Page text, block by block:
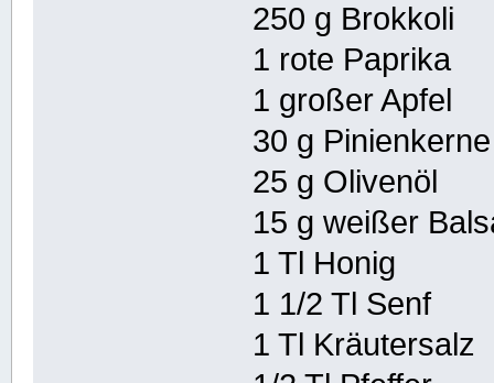
250 g Brokkoli
1 rote Paprika
1 großer Apfel
30 g Pinienkerne
25 g Olivenöl
15 g weißer
1 Tl Honig
1 1/2 Tl Senf
1 Tl Kräutersalz